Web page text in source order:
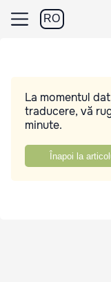
RO
La momentul
traducere, vă
minute.
Înapoi la